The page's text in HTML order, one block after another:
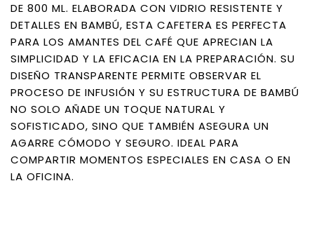
DE 800 ML. ELABORADA CON VIDRIO RESISTENTE Y
DETALLES EN BAMBÚ, ESTA CAFETERA ES PERFECTA
PARA LOS AMANTES DEL CAFÉ QUE APRECIAN LA
SIMPLICIDAD Y LA EFICACIA EN LA PREPARACIÓN. SU
DISEÑO TRANSPARENTE PERMITE OBSERVAR EL
PROCESO DE INFUSIÓN Y SU ESTRUCTURA DE BAMBÚ
NO SOLO AÑADE UN TOQUE NATURAL Y
SOFISTICADO, SINO QUE TAMBIÉN ASEGURA UN
AGARRE CÓMODO Y SEGURO. IDEAL PARA
COMPARTIR MOMENTOS ESPECIALES EN CASA O EN
LA OFICINA.